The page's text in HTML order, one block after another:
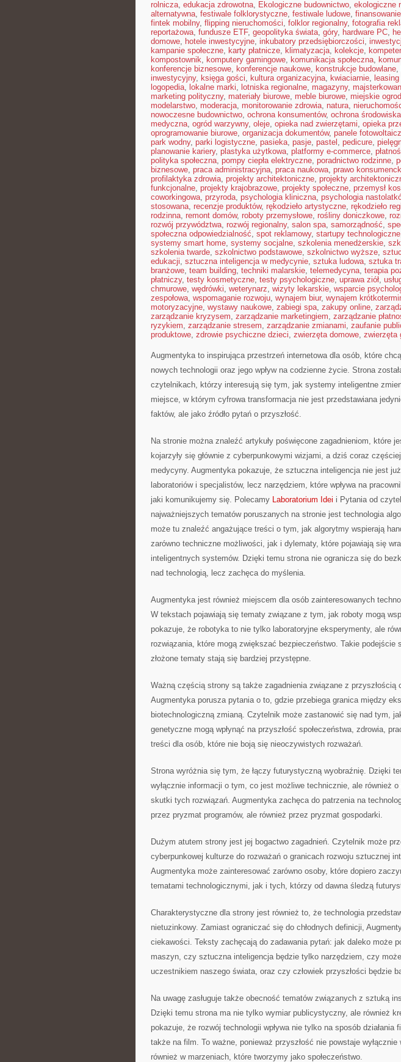
rolnicza, edukacja zdrowotna, Ekologiczne budownictwo, ekologiczne
alternatywna, festiwale folklorystyczne, festiwale ludowe,
fintek mobilny, flipping nieruchomości, folklor regionalny, fotografia
reportażowa, fundusze ETF, geopolityka świata, góry, hardware PC,
domowe, hotele inwestycyjne, inkubatory przedsiębiorczości,
kampanie społeczne, karty płatnicze, klimatyzacja, kolekcje,
kompostownik, komputery gamingowe, komunikacja społeczna,
konferencje biznesowe, konferencje naukowe, konstrukcje budowlane,
inwestycyjny, księga gości, kultura organizacyjna, kwiaciarnie,
logopedia, lokalne marki, lotniska regionalne, magazyny,
marketing polityczny, materiały biurowe, meble biurowe, miejskie
modelarstwo, moderacja, monitorowanie zdrowia, natura,
nowoczesne budownictwo, ochrona konsumentów, ochrona
medyczna, ogród warzywny, oleje, opieka nad zwierzętami, opieka
oprogramowanie biurowe, organizacja dokumentów, panele
park wodny, parki logistyczne, pasieka, pasje, pastel , pedicure,
planowanie kariery, plastyka użytkowa, platformy e-commerce,
polityka społeczna, pompy ciepła elektryczne, poradnictwo rodzinne,
biznesowe, praca administracyjna, praca naukowa, prawo
profilaktyka zdrowia, projekty architektoniczne, projekty
funkcjonalne, projekty krajobrazowe, projekty społeczne, przemysł
coworkingowa, przyroda, psychologia kliniczna, psychologia
stosowana, recenzje produktów, rękodzieło artystyczne, rękodzieło
rodzinna, remont domów, roboty przemysłowe, rośliny doniczkowe,
rozwój przywództwa, rozwój regionalny, salon spa, samorządność,
społeczna odpowiedzialność, spot reklamowy, startupy technologiczne
systemy smart home, systemy socjalne, szkolenia menedżerskie,
szkolenia twarde, szkolnictwo podstawowe, szkolnictwo wyższe,
edukacji, sztuczna inteligencja w medycynie, sztuka ludowa, sztuka
branżowe, team building, techniki malarskie, telemedycyna, terapia
płatniczy, testy kosmetyczne, testy psychologiczne, uprawa ziół,
chmurowe, wędrówki, weterynarz, wizyty lekarskie, wsparcie
zespołowa, wspomaganie rozwoju, wynajem biur, wynajem
motoryzacyjne, wystawy naukowe, zabiegi spa, zakupy online,
zarządzanie kryzysem, zarządzanie marketingiem, zarządzanie
ryzykiem, zarządzanie stresem, zarządzanie zmianami, zaufanie
produktowe, zdrowie psychiczne dzieci, zwierzęta domowe, zwierzęta
Augmentyka to inspirująca przestrzeń internetowa dla osób, które
nowych technologii oraz jego wpływ na codzienne życie. Strona
czytelnikach, którzy interesują się tym, jak systemy inteligentne
miejsce, w którym cyfrowa transformacja nie jest przedstawiana
faktów, ale jako źródło pytań o przyszłość.
Na stronie można znaleźć artykuły poświęcone zagadnieniom, które
kojarzyły się głównie z cyberpunkowymi wizjami, a dziś coraz
medycyny. Augmentyka pokazuje, że sztuczna inteligencja nie jest
laboratoriów i specjalistów, lecz narzędziem, które wpływa na
jaki komunikujemy się. Polecamy Laboratorium Idei i Pytania od
najważniejszych tematów poruszanych na stronie jest technologia
może tu znaleźć angażujące treści o tym, jak algorytmy wspierają
zarówno techniczne możliwości, jak i dylematy, które pojawiają się
inteligentnych systemów. Dzięki temu strona nie ogranicza się do
nad technologią, lecz zachęca do myślenia.
Augmentyka jest również miejscem dla osób zainteresowanych
W tekstach pojawiają się tematy związane z tym, jak roboty mogą
pokazuje, że robotyka to nie tylko laboratoryjne eksperymenty, ale
rozwiązania, które mogą zwiększać bezpieczeństwo. Takie podejście
złożone tematy stają się bardziej przystępne.
Ważną częścią strony są także zagadnienia związane z przyszłością
Augmentyka porusza pytania o to, gdzie przebiega granica między
biotechnologiczną zmianą. Czytelnik może zastanowić się nad tym,
genetyczne mogą wpłynąć na przyszłość społeczeństwa, zdrowia,
treści dla osób, które nie boją się nieoczywistych rozważań.
Strona wyróżnia się tym, że łączy futurystyczną wyobraźnię. Dzięki
wyłącznie informacji o tym, co jest możliwe technicznie, ale również
skutki tych rozwiązań. Augmentyka zachęca do patrzenia na
przez pryzmat programów, ale również przez pryzmat gospodarki.
Dużym atutem strony jest jej bogactwo zagadnień. Czytelnik może
cyberpunkowej kulturze do rozważań o granicach rozwoju sztucznej
Augmentyka może zainteresować zarówno osoby, które dopiero
tematami technologicznymi, jak i tych, którzy od dawna śledzą
Charakterystyczne dla strony jest również to, że technologia
nietuzinkowy. Zamiast ograniczać się do chłodnych definicji,
ciekawości. Teksty zachęcają do zadawania pytań: jak daleko może
maszyn, czy sztuczna inteligencja będzie tylko narzędziem, czy
uczestnikiem naszego świata, oraz czy człowiek przyszłości będzie
Na uwagę zasługuje także obecność tematów związanych z sztuką
Dzięki temu strona ma nie tylko wymiar publicystyczny, ale również
pokazuje, że rozwój technologii wpływa nie tylko na sposób działania
także na film. To ważne, ponieważ przyszłość nie powstaje wyłącznie
również w marzeniach, które tworzymy jako społeczeństwo.